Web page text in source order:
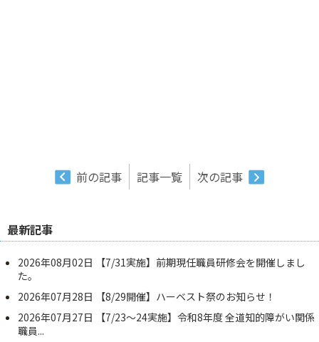
前の記事 記事一覧 次の記事
最新記事
2026年08月02日
【7/31実施】前期現任職員研修会を開催しまし
た。
2026年07月28日
【8/29開催】ハーベスト祭のお知らせ！
2026年07月27日
【7/23～24実施】令和8年度 全道知的障がい関係
職員...